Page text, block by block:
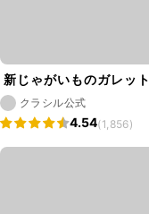
新じゃがいものガレット
クラシル公式
4.54(1,856)